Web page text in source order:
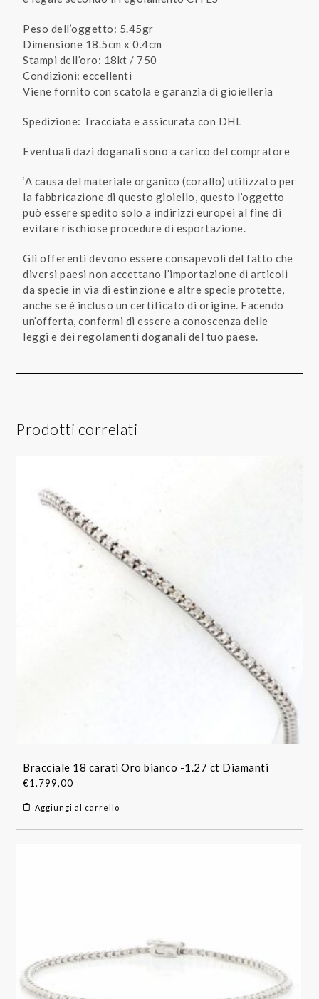
Peso dell’oggetto: 5.45gr
Dimensione 18.5cm x 0.4cm
Stampi dell’oro: 18kt / 750
Condizioni: eccellenti
Viene fornito con scatola e garanzia di gioielleria
Spedizione: Tracciata e assicurata con DHL
Eventuali dazi doganali sono a carico del compratore
‘A causa del materiale organico (corallo) utilizzato per
la fabbricazione di questo gioiello, questo l’oggetto
può essere spedito solo a indirizzi europei al fine di
evitare rischiose procedure di esportazione.
Gli offerenti devono essere consapevoli del fatto che
diversi paesi non accettano l’importazione di articoli
da specie in via di estinzione e altre specie protette,
anche se è incluso un certificato di origine. Facendo
un’offerta, confermi di essere a conoscenza delle
leggi e dei regolamenti doganali del tuo paese.
Prodotti correlati
Bracciale 18 carati Oro bianco -1.27 ct Diamanti
€1.799,00
Aggiungi al carrello